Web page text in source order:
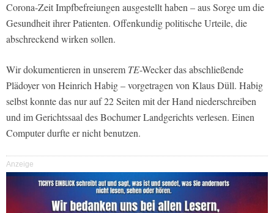
Corona-Zeit Impfbefreiungen ausgestellt haben – aus Sorge um die
Gesundheit ihrer Patienten. Offenkundig politische Urteile, die
abschreckend wirken sollen.
Wir dokumentieren in unserem TE-Wecker das abschließende
Plädoyer von Heinrich Habig – vorgetragen von Klaus Düll. Habig
selbst konnte das nur auf 22 Seiten mit der Hand niederschreiben
und im Gerichtssaal des Bochumer Landgerichts verlesen. Einen
Computer durfte er nicht benutzen.
Anzeige